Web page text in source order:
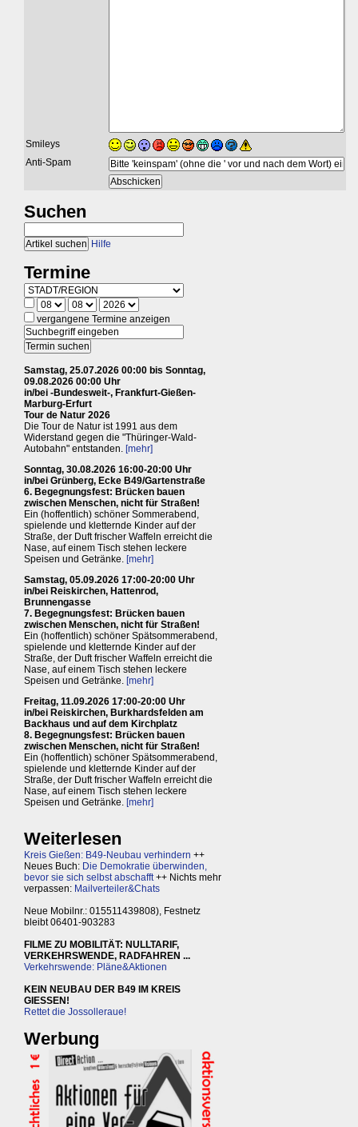
Smileys
Anti-Spam
Suchen
Hilfe
Termine
vergangene Termine anzeigen
Samstag, 25.07.2026 00:00 bis Sonntag,
09.08.2026 00:00 Uhr
in/bei -Bundesweit-, Frankfurt-Gießen-
Marburg-Erfurt
Tour de Natur 2026
Die Tour de Natur ist 1991 aus dem
Widerstand gegen die "Thüringer-Wald-
Autobahn" entstanden. [mehr]
Sonntag, 30.08.2026 16:00-20:00 Uhr
in/bei Grünberg, Ecke B49/Gartenstraße
6. Begegnungsfest: Brücken bauen
zwischen Menschen, nicht für Straßen!
Ein (hoffentlich) schöner Sommerabend,
spielende und kletternde Kinder auf der
Straße, der Duft frischer Waffeln erreicht die
Nase, auf einem Tisch stehen leckere
Speisen und Getränke. [mehr]
Samstag, 05.09.2026 17:00-20:00 Uhr
in/bei Reiskirchen, Hattenrod,
Brunnengasse
7. Begegnungsfest: Brücken bauen
zwischen Menschen, nicht für Straßen!
Ein (hoffentlich) schöner Spätsommerabend,
spielende und kletternde Kinder auf der
Straße, der Duft frischer Waffeln erreicht die
Nase, auf einem Tisch stehen leckere
Speisen und Getränke. [mehr]
Freitag, 11.09.2026 17:00-20:00 Uhr
in/bei Reiskirchen, Burkhardsfelden am
Backhaus und auf dem Kirchplatz
8. Begegnungsfest: Brücken bauen
zwischen Menschen, nicht für Straßen!
Ein (hoffentlich) schöner Spätsommerabend,
spielende und kletternde Kinder auf der
Straße, der Duft frischer Waffeln erreicht die
Nase, auf einem Tisch stehen leckere
Speisen und Getränke. [mehr]
Weiterlesen
Kreis Gießen: B49-Neubau verhindern ++
Neues Buch: Die Demokratie überwinden,
bevor sie sich selbst abschafft++ Nichts mehr
verpassen: Mailverteiler&Chats
Neue Mobilnr.: 015511439808), Festnetz
bleibt 06401-903283
FILME ZU MOBILITÄT: NULLTARIF,
VERKEHRSWENDE, RADFAHREN ...
Verkehrswende: Pläne&Aktionen
KEIN NEUBAU DER B49 IM KREIS
GIESSEN!
Rettet die Jossolleraue!
Werbung